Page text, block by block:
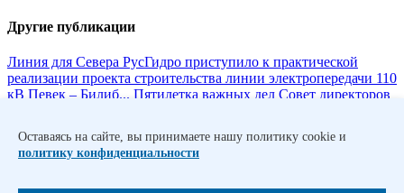
Другие публикации
Линия для Севера РусГидро приступило к практической
реализации проекта строительства линии электропередачи 110
кВ Певек – Билиб... Пятилетка важных дел Совет директоров
обновление РусГидро приступило к реконструкции
гидротехнических сооружений Сенгилеевской ГЭС.
Оставаясь на сайте, вы принимаете нашу политику cookie и
политику конфиденциальности